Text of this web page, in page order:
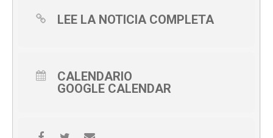
LEE LA NOTICIA COMPLETA
CALENDARIO
GOOGLE CALENDAR